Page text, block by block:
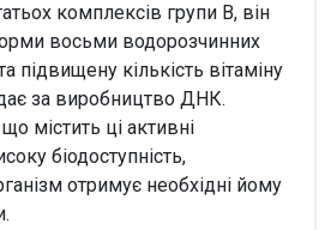
комплексів групи B, він
восьми водорозчинних
підвищену кількість вітаміну
за виробництво ДНК.
містить ці активні
біодоступність,
отримує необхідні йому